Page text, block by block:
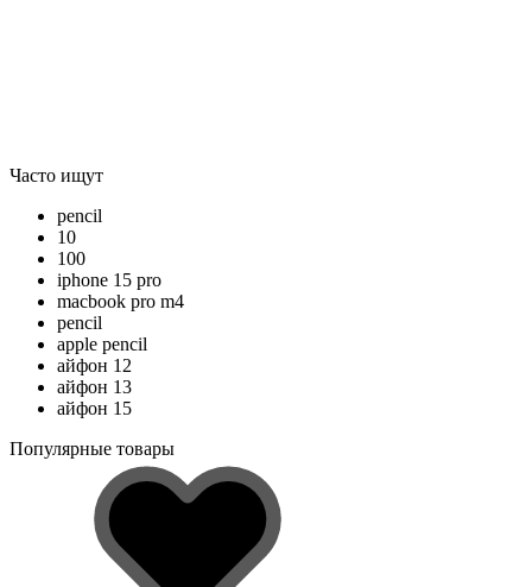
Часто ищут
pencil
10
100
iphone 15 pro
macbook pro m4
pencil
apple pencil
айфон 12
айфон 13
айфон 15
Популярные товары